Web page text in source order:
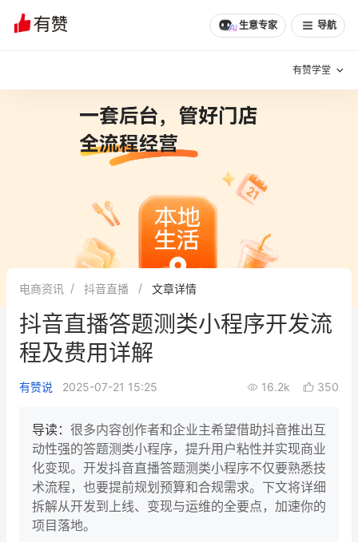
生意专家 导航
有赞学堂
增长方法
有赞专家说
新零售最佳实践
面对面聊增长
新零售大会
增长产品指南
智库 产品场景库
产品更新动态
文章 问诊 分享
电商资讯 抖音直播 文章详情
抖音直播答题测类小程序开发流
程及费用详解
有赞说 2025-07-21 15:25 16.2k 350
导读： 很多内容创作者和企业主希望借助抖音推出互
动性强的答题测类小程序，提升用户粘性并实现商业
化变现。开发抖音直播答题测类小程序不仅要熟悉技
术流程，也要提前规划预算和合规需求。下文将详细
拆解从开发到上线、变现与运维的全要点，加速你的
项目落地。